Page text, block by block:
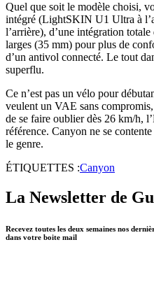
Quel que soit le modèle choisi,
intégré (LightSKIN U1 Ultra à
l’arrière), d’une intégration
larges (35 mm) pour plus de
d’un antivol connecté. Le tout
superflu.
Ce n’est pas un vélo pour
veulent un VAE sans
de se faire oublier dès 26 km/h,
référence. Canyon ne se
le genre.
ÉTIQUETTES :Canyon
La Newsletter de
Recevez toutes les deux semaines nos
dans votre boite mail